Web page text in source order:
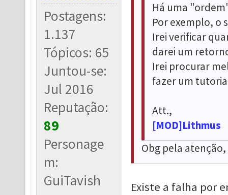
Postagens:
1.137
Tópicos: 65
Juntou-se:
Jul 2016
Reputação:
89
Personage
m:
GuiTavish
Há uma
Por exemplo, o
Irei verificar
darei um
Irei procurar
fazer um
Att.,
[MOD]Lithmus
Obg pela
Existe a falha por